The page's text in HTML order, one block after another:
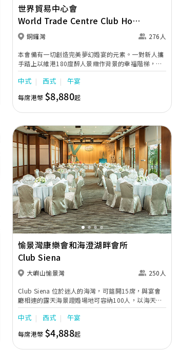
世界貿易中心會
World Trade Centre Club Hong
Kong
銅鑼灣 276人
本會備有一切創造完美夢幻婚宴的元素。一對新人攜
手踏上以維港180度醉人景緻作背景的幸福階梯，接
受摯愛親朋的祝賀。我們的專業團隊誠意為您倆締造
完美無瑕的婚禮，讓難忘的一刻永存。在無柱式的豪
華宴會大禮堂，可接待250位賓客，無論是舉行浪漫
雞尾酒會或中西式婚宴，皆為理想之選。
中式 西式 午宴
每席港幣 $8,880起
Previous Next
愉景灣康樂會和海澄湖畔會所
Club Siena
大嶼山愉景灣 250人
Club Siena 位於迷人的海灣，可筵開15席，與宴會
廳相連的露天海景證婚場地可容納100人，以海天一
色為背景，以典雅證婚亭為襯托，我們將為您們締造
一個極具異國情懷的浪漫婚禮。
中式 西式 午宴
每席港幣 $4,888起